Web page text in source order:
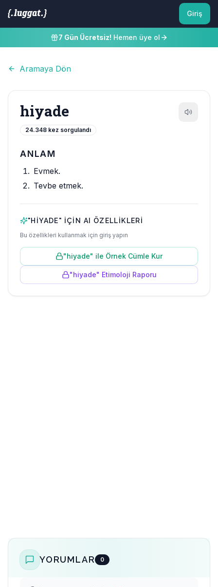
Giriş
7 Gün Ücretsiz! Hemen üye ol
Aramaya Dön
hiyade
24.348 kez sorgulandı
ANLAM
Evmek.
Tevbe etmek.
"HIYADE" IÇIN AI ÖZELLIKLERI
Bu özellikleri kullanmak için giriş yapın
"hiyade" ile Örnek Cümle Kur
"hiyade" Etimoloji Raporu
YORUMLAR 0